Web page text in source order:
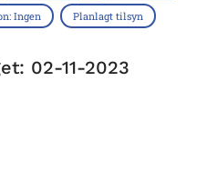
Ingen Planlagt tilsyn
02-11-2023